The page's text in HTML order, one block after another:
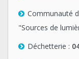
Communauté
"Sources de
Déchetterie :